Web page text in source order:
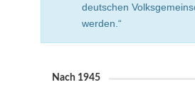
deutschen
werden.“
Nach 1945